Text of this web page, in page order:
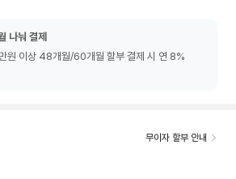
나눠 결제
원 이상 48개월/60개월 할부 결제 시 연 8%
무이자 할부 안내